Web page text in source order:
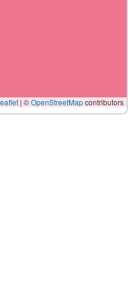
| ©OpenStreetMapcontributors